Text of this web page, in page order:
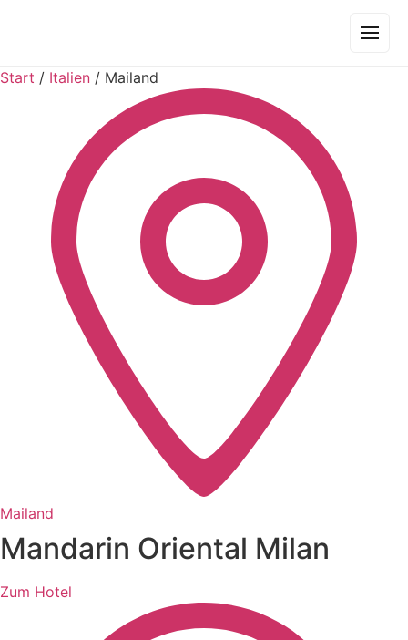
Start / Italien / Mailand
Mailand
Mandarin Oriental Milan
Zum Hotel